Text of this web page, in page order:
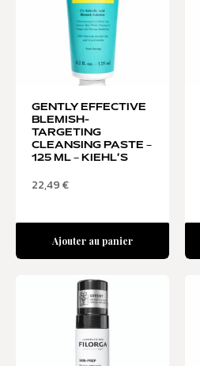
GENTLY EFFECTIVE
BLEMISH-
TARGETING
CLEANSING PASTE –
125 ML – KIEHL’S
22,49€
Ajouter au panier